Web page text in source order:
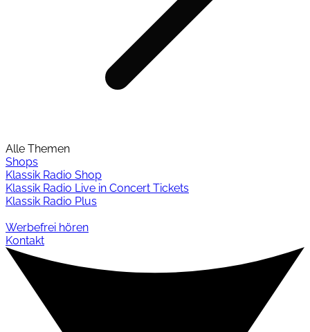
Alle Themen
Shops
Klassik Radio Shop
Klassik Radio Live in Concert Tickets
Klassik Radio Plus
Werbefrei hören
Kontakt